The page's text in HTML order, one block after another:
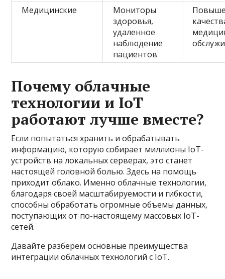
Медицинские
Мониторы
здоровья,
удаленное
наблюдение
пациентов
Почему облачные
технологии и IoT
работают лучше вместе?
Если попытаться хранить и обрабатывать
информацию, которую собирает миллионы IoT-
устройств на локальных серверах, это станет
настоящей головной болью. Здесь на помощь
приходит облако. Именно облачные технологии,
благодаря своей масштабируемости и гибкости,
способны обработать огромные объемы данных,
поступающих от по-настоящему массовых IoT-
сетей.
Давайте разберем основные преимущества
интеграции облачных технологий с IoT.